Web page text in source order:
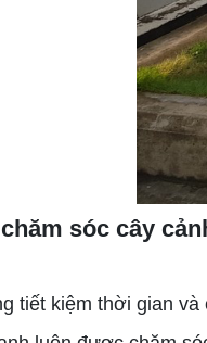
sóc cây
tiết kiệm thời gian